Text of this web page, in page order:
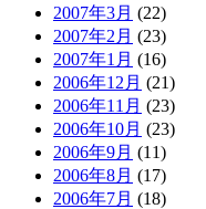
2007年3月 (22)
2007年2月 (23)
2007年1月 (16)
2006年12月 (21)
2006年11月 (23)
2006年10月 (23)
2006年9月 (11)
2006年8月 (17)
2006年7月 (18)